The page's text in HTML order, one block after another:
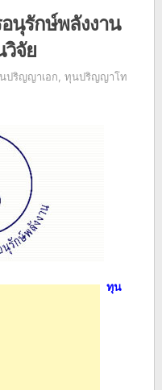
นุรักษ์พลังงาน
จัย
ปริญญาเอก ทุนปริญญาโท
ทุน